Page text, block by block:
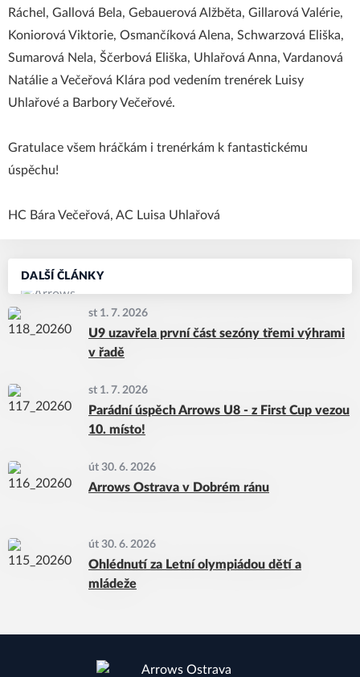
DALŠÍ ČLÁNKY
st 1. 7. 2026
U9 uzavřela první část sezóny třemi výhrami
v řadě
st 1. 7. 2026
Parádní úspěch Arrows U8 - z First Cup vezou
10. místo!
út 30. 6. 2026
Arrows Ostrava v Dobrém ránu
út 30. 6. 2026
Ohlédnutí za Letní olympiádou dětí a
mládeže
Ráchel, Gallová Bela, Gebauerová Alžběta, Gillarová Valérie,
Koniorová Viktorie, Osmančíková Alena, Schwarzová Eliška,
Sumarová Nela, Ščerbová Eliška, Uhlařová Anna, Vardanová
Natálie a Večeřová Klára pod vedením trenérek Luisy
Uhlařové a Barbory Večeřové.
Gratulace všem hráčkám i trenérkám k fantastickému
úspěchu!
HC Bára Večeřová, AC Luisa Uhlařová